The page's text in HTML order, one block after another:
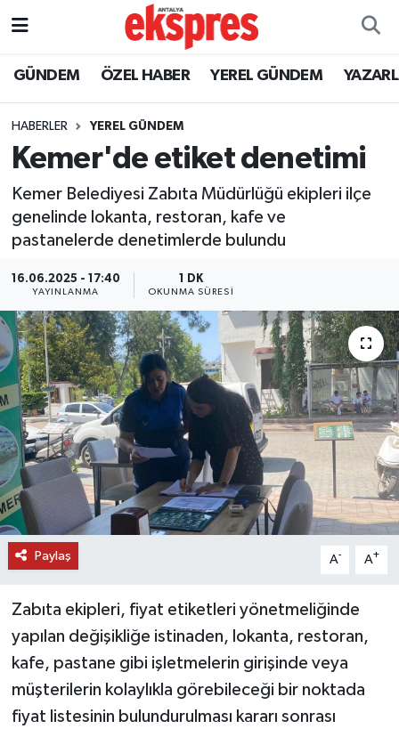
GÜNDEM ÖZEL HABER YEREL GÜNDEM
HABERLER YEREL GÜNDEM
Kemer'de etiket denetimi
Kemer Belediyesi Zabıta Müdürlüğü ekipleri ilçe
genelinde lokanta, restoran, kafe ve
pastanelerde denetimlerde bulundu
16.06.2025 - 17:40
YAYINLANMA
1 DK
OKUNMA SÜRESI
Paylaş A- A+
Zabıta ekipleri, fiyat etiketleri yönetmeliğinde
yapılan değişikliğe istinaden, lokanta, restoran,
kafe, pastane gibi işletmelerin girişinde veya
müşterilerin kolaylıkla görebileceği bir noktada
fiyat listesinin bulundurulması kararı sonrası
ÖZEL HABER
YEREL GÜNDEM
EKONOMİ
KÜLTÜR - SANAT
SPOR
SİYASET
SAĞLIK
DÜNYA
EĞİTİM
TURİZM
RÖPORTAJ
VİDEO HABERLER
YAZARLAR
Nöbetçi Eczaneler
Trafik Durumu
Süper Lig Puan Durumu ve Fikstür
Tüm Manşetler
Son Dakika Haberleri
Haber Arşivi